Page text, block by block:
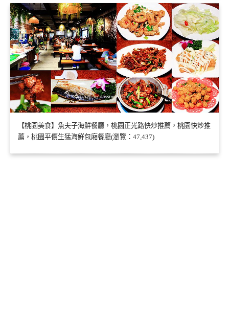
【桃園美食】魚夫子海鮮餐廳，桃園正光路快炒推薦，桃園快炒推
薦，桃園平價生猛海鮮包廂餐廳(瀏覽：47,437)